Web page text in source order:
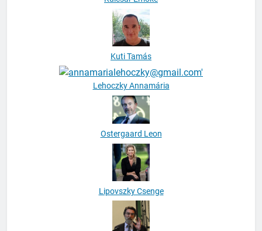
Kulcsár Emőke
Kuti Tamás
Lehoczky Annamária
Ostergaard Leon
Lipovszky Csenge